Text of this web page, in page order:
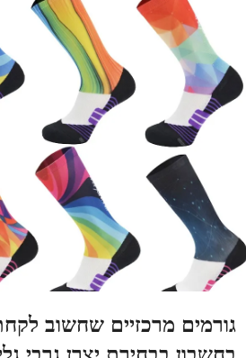
גורמים מרכזיים שחשוב